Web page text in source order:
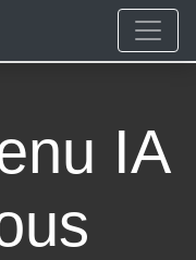
IA